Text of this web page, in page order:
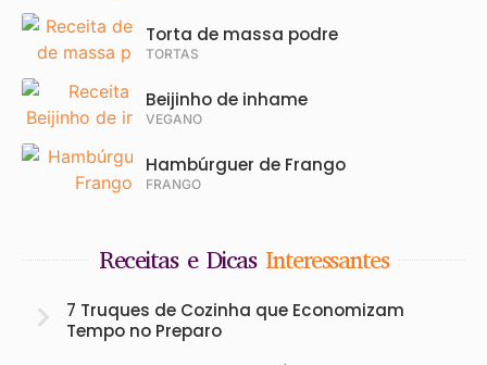
Torta de massa podre
TORTAS
Beijinho de inhame
VEGANO
Hambúrguer de Frango
FRANGO
Receitas e Dicas Interessantes
7 Truques de Cozinha que Economizam
Tempo no Preparo